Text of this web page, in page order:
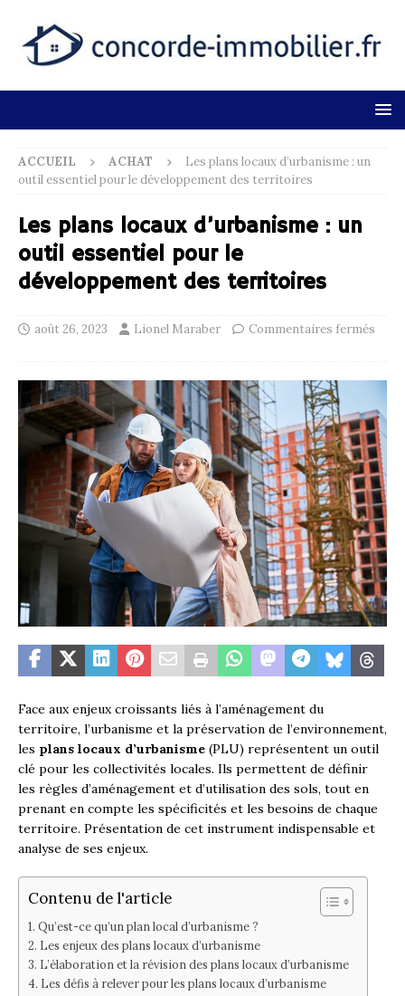
ACCUEIL ACHAT
Les plans locaux d’urbanisme : un
outil essentiel pour le développement des territoires
Les plans locaux d’urbanisme : un
outil essentiel pour le
développement des territoires
août 26, 2023 Lionel Maraber Commentaires fermés
Face aux enjeux croissants liés à l’aménagement du
territoire, l’urbanisme et la préservation de l’environnement,
les plans locaux d’urbanisme (PLU) représentent un outil
clé pour les collectivités locales. Ils permettent de définir
les règles d’aménagement et d’utilisation des sols, tout en
prenant en compte les spécificités et les besoins de chaque
territoire. Présentation de cet instrument indispensable et
analyse de ses enjeux.
Contenu de l'article
Qu’est-ce qu’un plan local d’urbanisme ?
Les enjeux des plans locaux d’urbanisme
L’élaboration et la révision des plans locaux d’urbanisme
Les défis à relever pour les plans locaux d’urbanisme